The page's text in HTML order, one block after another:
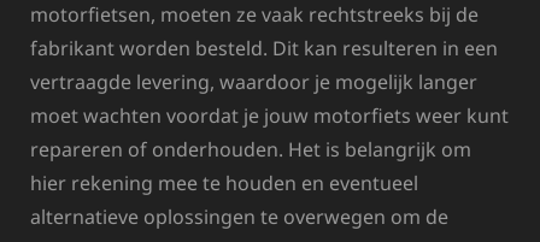
motorfietsen, moeten ze vaak rechtstreeks bij de
fabrikant worden besteld. Dit kan resulteren in een
vertraagde levering, waardoor je mogelijk langer
moet wachten voordat je jouw motorfiets weer kunt
repareren of onderhouden. Het is belangrijk om
hier rekening mee te houden en eventueel
alternatieve oplossingen te overwegen om de